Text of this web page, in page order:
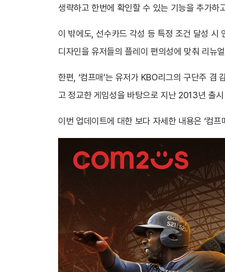
생략하고 한번에 확인할 수 있는 기능을 추가
이 밖에도, 선수카드 각성 등 특정 조건 달성 시
디자인을 유저들의 플레이 편의성에 맞춰 리뉴
한편, ‘컴프매’는 유저가 KBO리그의 구단주 겸
고 정교한 게임성을 바탕으로 지난 2013년 출
이번 업데이트에 대한 보다 자세한 내용은 ‘컴프